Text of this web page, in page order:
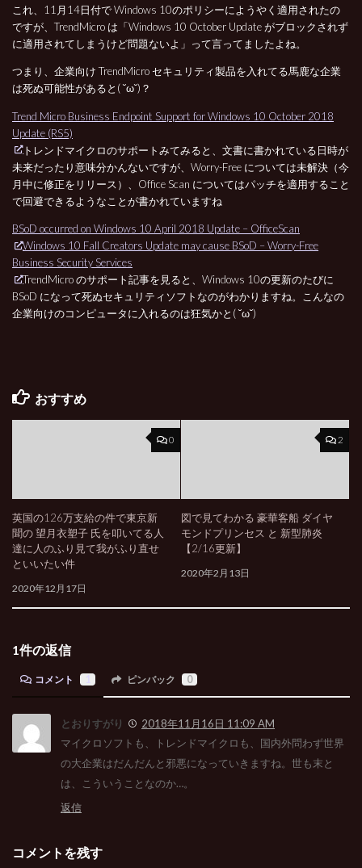
これ、11月14日付で Windows 10のポリシーにようやく適用されたの
ですが、TrendMicro は「Windows 10 October Update がブロックされず
に適用されてしまうけど問題ないよ」って言ってましたよね。
つまり、企業向け TrendMicro セキュリティ製品を入れてる馬鹿な企業
は死ぬ可能性があると( ˘ω˘)？
Trend Micro Business Endpoint Support for Windows 10 October 2018
Update (RS5)
トレンドマイクロのサポートみてみると、文書に書かれている日時が
未来だったり意味分かんないですが、Worry-Free については未解決（今
月中に修正をリリース）、Office Scan についてはパッチを適用すること
で回避できるようなことが書かれていますね
BSoD occurred on Windows 10 April 2018 Update – OfficeScan
Windows 10 Fall Creators Update may cause BSoD – Worry-Free
Business Security Services
TrendMicro のサポート記事を見ると、Windows 10の更新のたびに
BSoD になって死ぬセキュリティソフトなのがわかりますね。こんなの
企業向けのコンピュータに入れるのは狂気かと( ˘ω˘)
おすすめ
0
英国の126万支給の件で東京新
聞の 望月衣塑子 氏を叩いてる人
達に人のふり見て我がふり直せ
といいたい件
2020年12月17日
2
図で見てわかる 豪華客船 ダイヤ
モンドプリンセス と 新型肺炎
【2/16更新】
2020年2月13日
1件の返信
コメント ピンバック 0
とおりすがり
2018年11月16日 11:09 AM
マイクロソフトも、トレンドマイクロも、国内外問わず世界
の大企業はだんだんと邪悪になっていきますね。世も末と
は、こういうことなのか…。
返信
コメントを残す